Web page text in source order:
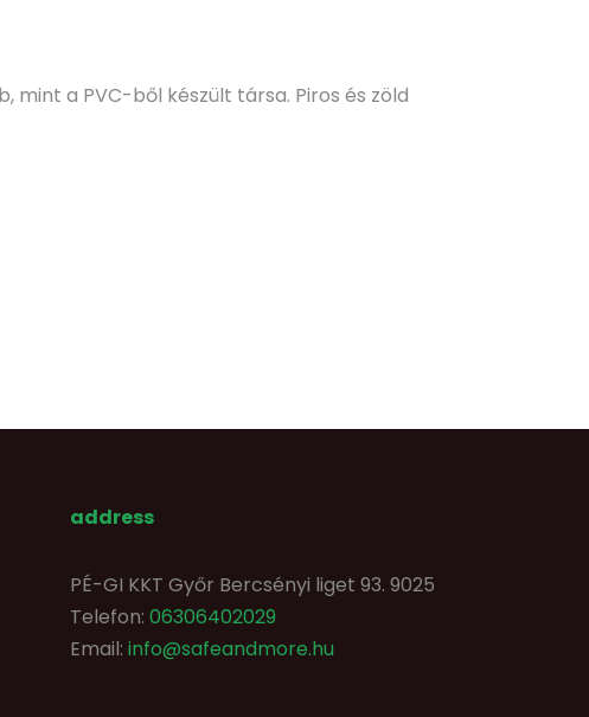
a PVC-ből készült társa. Piros és zöld
address
PÉ-GI KKT Győr Bercsényi liget 93. 9025
Telefon:06306402029
Email:info@safeandmore.hu